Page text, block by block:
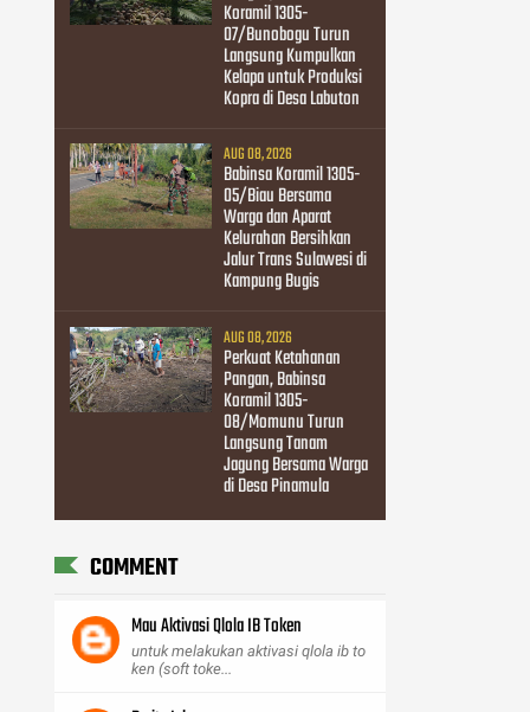
Koramil 1305-
07/Bunobogu Turun
Langsung Kumpulkan
Kelapa untuk Produksi
Kopra di Desa Labuton
AUG 08, 2026
Babinsa Koramil 1305-
05/Biau Bersama
Warga dan Aparat
Kelurahan Bersihkan
Jalur Trans Sulawesi di
Kampung Bugis
AUG 08, 2026
Perkuat Ketahanan
Pangan, Babinsa
Koramil 1305-
08/Momunu Turun
Langsung Tanam
Jagung Bersama Warga
di Desa Pinamula
COMMENT
Mau Aktivasi Qlola IB Token
untuk melakukan aktivasi qlola ib to
ken (soft toke...